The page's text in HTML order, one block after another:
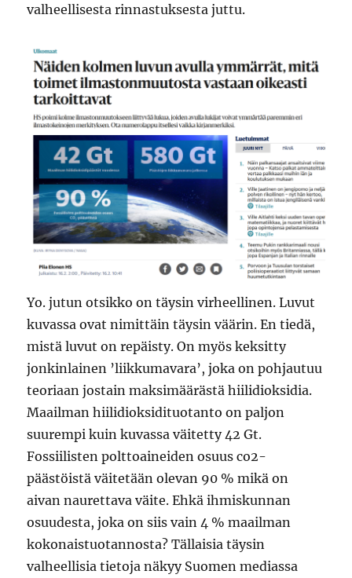
valheellisesta rinnastuksesta juttu.
Yo. jutun otsikko on täysin virheellinen. Luvut
kuvassa ovat nimittäin täysin väärin. En tiedä,
mistä luvut on repäisty. On myös keksitty
jonkinlainen ’liikkumavara’, joka on pohjautuu
teoriaan jostain maksimäärästä hiilidioksidia.
Maailman hiilidioksidituotanto on paljon
suurempi kuin kuvassa väitetty 42 Gt.
Fossiilisten polttoaineiden osuus co2-
päästöistä väitetään olevan 90 % mikä on
aivan naurettava väite. Ehkä ihmiskunnan
osuudesta, joka on siis vain 4 % maailman
kokonaistuotannosta? Tällaisia täysin
valheellisia tietoja näkyy Suomen mediassa